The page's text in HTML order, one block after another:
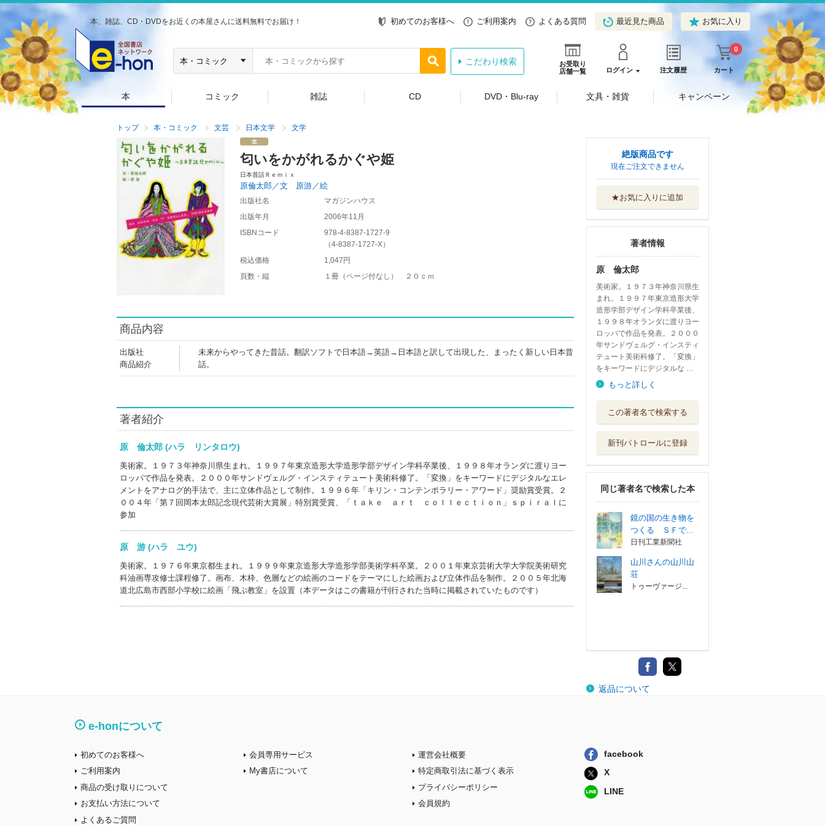
本、雑誌、CD・DVDをお近くの本屋さんに送料無料でお届け！ 初めてのお客様へ ご利用案内 よくある質問 最近見た商品 お気に入り
お受取り
店舗一覧
ログイン 注文履歴 カート
0
こだわり検索
本 コミック 雑誌 CD DVD・Blu-ray 文具・雑貨 キャンペーン
トップ 本・コミック 文芸 日本文学 文学
匂いをかがれるかぐや姫
日本昔話Ｒｅｍｉｘ
原倫太郎／文 原游／絵
出版社名
マガジンハウス
出版年月
2006年11月
ISBNコード
978-4-8387-1727-9
（4-8387-1727-X）
税込価格
1,047円
頁数・縦
１冊（ページ付なし） ２０ｃｍ
商品内容
出版社
商品紹介
未来からやってきた昔話。翻訳ソフトで日本語→英語→日本語と訳して出現した、まったく新しい日本昔
話。
著者紹介
原 倫太郎 (ハラ リンタロウ)
美術家。１９７３年神奈川県生まれ。１９９７年東京造形大学造形学部デザイン学科卒業後、１９９８年オランダに渡りヨー
ロッパで作品を発表。２０００年サンドヴェルグ・インスティテュート美術科修了。「変換」をキーワードにデジタルなエレ
メントをアナログ的手法で、主に立体作品として制作。１９９６年「キリン・コンテンポラリー・アワード」奨励賞受賞。２
００４年「第７回岡本太郎記念現代芸術大賞展」特別賞受賞、「ｔａｋｅ ａｒｔ ｃｏｌｌｅｃｔｉｏｎ」ｓｐｉｒａｌに
参加
原 游 (ハラ ユウ)
美術家。１９７６年東京都生まれ。１９９９年東京造形大学造形学部美術学科卒業。２００１年東京芸術大学大学院美術研究
科油画専攻修士課程修了。画布、木枠、色層などの絵画のコードをテーマにした絵画および立体作品を制作。２００５年北海
道北広島市西部小学校に絵画「飛ぶ教室」を設置（本データはこの書籍が刊行された当時に掲載されていたものです）
絶版商品です
現在ご注文できません
★お気に入りに追加
著者情報
原 倫太郎
美術家。１９７３年神奈川県生
まれ。１９９７年東京造形大学
造形学部デザイン学科卒業後、
１９９８年オランダに渡りヨー
ロッパで作品を発表。２０００
年サンドヴェルグ・インスティ
テュート美術科修了。「変換」
をキーワードにデジタルな …
もっと詳しく
この著者名で検索する
新刊パトロールに登録
同じ著者名で検索した本
鏡の国の生き物を
つくる ＳＦで...
日刊工業新聞社
山川さんの山川山
荘
トゥーヴァージ...
返品について
e-honについて
初めてのお客様へ
ご利用案内
商品の受け取りについて
お支払い方法について
よくあるご質問
会員専用サービス
My書店について
運営会社概要
特定商取引法に基づく表示
プライバシーポリシー
会員規約
facebook
X
LINE